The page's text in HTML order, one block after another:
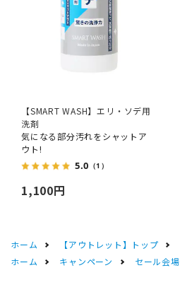
【SMART WASH】エリ・ソデ用
洗剤
気になる部分汚れをシャットア
ウト!
5.0 （1）
1,100円
ホーム 【アウトレット】トップ
ホーム
キャンペーン セール会場